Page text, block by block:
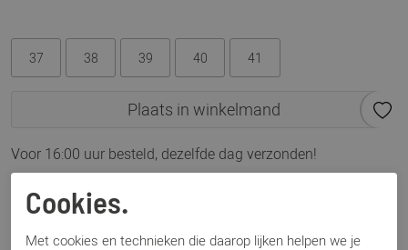
37 38 39 40 41
Plaats in winkelmand
Voor 16:00 uur besteld, dezelfde dag verzonden!
Omschrijving
Cookies.
Met cookies en technieken die daarop lijken helpen we je